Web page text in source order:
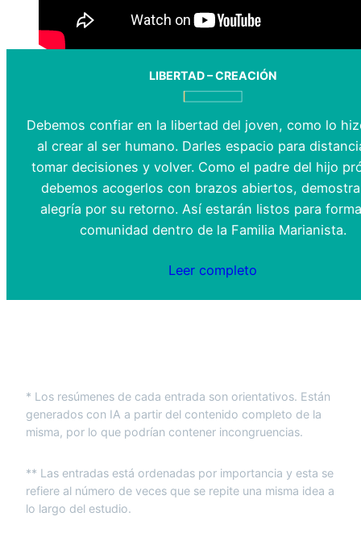
LIBERTAD – CREACIÓN
Debemos confiar en la libertad del joven, como lo
al crear al ser humano. Darles espacio para
tomar decisiones y volver. Como el padre del hijo
debemos acogerlos con brazos abiertos,
alegría por su retorno. Así estarán listos para
comunidad dentro de la Familia Marianista.
Leer completo
* Los resúmenes de cada entrada son orientativos. Están
generados con IA a partir del contenido completo de la
misma, por lo que podrían contener incongruencias.
** Las entradas está ordenadas por importancia y esta se
refiere al número de veces que se repite una misma idea a
lo largo del estudio.